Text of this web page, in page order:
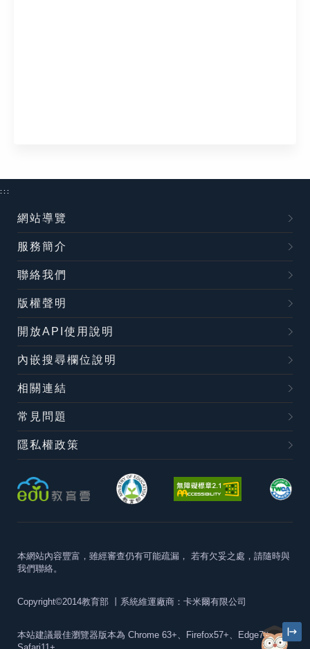
:::
網站導覽
服務簡介
聯絡我們
版權聲明
開放API使用說明
內嵌搜尋欄位說明
相關連結
常見問題
隱私權政策
本網站內容豐富，雖經審查仍有可能疏漏， 若有欠妥之處，請隨時與
我們聯絡。
Copyright©2014教育部 丨系統維運廠商：卡米爾有限公司
本站建議最佳瀏覽器版本為 Chrome 63+、Firefox57+、Edge79+及